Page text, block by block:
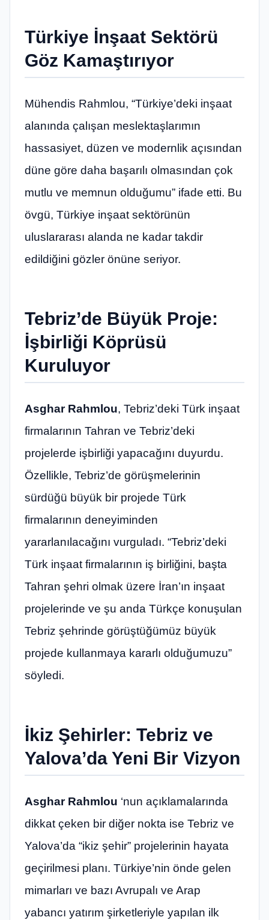
Türkiye İnşaat Sektörü
Göz Kamaştırıyor
Mühendis Rahmlou, “Türkiye’deki inşaat
alanında çalışan meslektaşlarımın
hassasiyet, düzen ve modernlik açısından
düne göre daha başarılı olmasından çok
mutlu ve memnun olduğumu” ifade etti. Bu
övgü, Türkiye inşaat sektörünün
uluslararası alanda ne kadar takdir
edildiğini gözler önüne seriyor.
Tebriz’de Büyük Proje:
İşbirliği Köprüsü
Kuruluyor
Asghar Rahmlou, Tebriz’deki Türk inşaat
firmalarının Tahran ve Tebriz’deki
projelerde işbirliği yapacağını duyurdu.
Özellikle, Tebriz’de görüşmelerinin
sürdüğü büyük bir projede Türk
firmalarının deneyiminden
yararlanılacağını vurguladı. “Tebriz’deki
Türk inşaat firmalarının iş birliğini, başta
Tahran şehri olmak üzere İran’ın inşaat
projelerinde ve şu anda Türkçe konuşulan
Tebriz şehrinde görüştüğümüz büyük
projede kullanmaya kararlı olduğumuzu”
söyledi.
İkiz Şehirler: Tebriz ve
Yalova’da Yeni Bir Vizyon
Asghar Rahmlou ‘nun açıklamalarında
dikkat çeken bir diğer nokta ise Tebriz ve
Yalova’da “ikiz şehir” projelerinin hayata
geçirilmesi planı. Türkiye’nin önde gelen
mimarları ve bazı Avrupalı ve Arap
yabancı yatırım şirketleriyle yapılan ilk